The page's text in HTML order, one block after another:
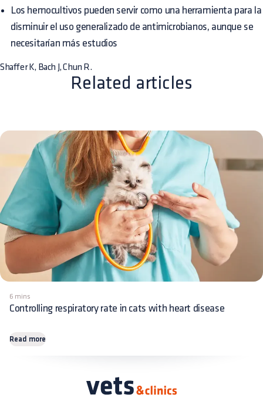
Los hemocultivos pueden servir como una herramienta para la
disminuir el uso generalizado de antimicrobianos, aunque se
necesitarían más estudios
Shaffer K, Bach J, Chun R.
Related articles
6 mins
Controlling respiratory rate in cats with heart disease
Read more